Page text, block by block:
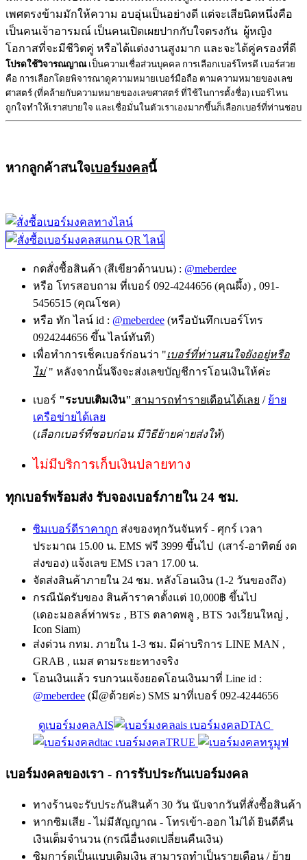
เพศตรงข้ามมักให้ความ อบอุ่นเป็นอย่างดี แต่จะเสียนิดหนึ่งคือ
เป็นคนเจ้าอารมณ์ เป็นคนเปิดเผยปากกับใจตรงกัน ผู้หญิง
โอกาสที่จะมีชีวิตคู่ หรือได้แต่งงานสูงมาก และจะได้คู่ครองที่ดี
โปรดใช้วิจารณญาณเป็นความเชื่อส่วนบุคคล การเลือกเบอร์โทรดี เบอร์สวย
คือ การเลือกโดยพิจารณาดูความหมายเบอร์มือถือ ตามความหมายของเลข
ศาสตร์ (ที่คล้ายกับความหมายของเลขศาสตร์ ที่ใช้ในการตั้งชื่อ) เบอร์ไหน
ถูกใจทำให้เราสบายใจ และเชื่อมั่นในตัวเราเองมากขึ้นก็เลือกเบอร์ที่ท่านชอบ
หากลูกค้าสนใจเบอร์มงคลนี้
กดสั่งซื้อสินค้า (สีเขียวด้านบน) : @meberdee
หรือ โทรสอบถาม ที่เบอร์ 092-4244656 (คุณผึ้ง) , 091-
5456515 (คุณโชค)
หรือ ทัก ไลน์ id : @meberdee (หรือบันทึกเบอร์โทร
0924244656 ขึ้น ไลน์ทันที)
เพื่อทำการเช็คเบอร์ก่อนว่า "เบอร์ที่ท่านสนใจยังอยู่หรือ
ไม่" หลังจากนั้นจึงจะส่งเลขบัญชีการโอนเงินให้ค่ะ
เบอร์ "ระบบเติมเงิน" สามารถทำรายเดือนได้เลย / ย้าย
เครือข่ายได้เลย
(เลือกเบอร์ที่ชอบก่อน มีวิธีย้ายค่ายส่งให้)
ไม่มีบริการเก็บเงินปลายทาง
ทุกเบอร์พร้อมส่ง รับจองเบอร์ภายใน 24 ชม.
ซิมเบอร์ดีราคาถูก ส่งของทุกวันจันทร์ - ศุกร์ เวลา
ประมาณ 15.00 น. EMS ฟรี 3999 ขึ้นไป (เสาร์-อาทิตย์ งด
ส่งของ) แจ้งเลข EMS เวลา 17.00 น.
จัดส่งสินค้าภายใน 24 ชม. หลังโอนเงิน (1-2 วันของถึง)
กรณีนัดรับของ สินค้าราคาตั้งแต่ 10,000฿ ขึ้นไป
(เดอะมอลล์ท่าพระ , BTS ตลาดพลู , BTS วงเวียนใหญ่ ,
Icon Siam)
ส่งด่วน กทม. ภายใน 1-3 ชม. มีค่าบริการ LINE MAN ,
GRAB , แมส ตามระยะทางจริง
โอนเงินแล้ว รบกวนแจ้งยอดโอนเงินมาที่ Line id :
@meberdee (มี@ด้วยค่ะ) SMS มาที่เบอร์ 092-4244656
ดูเบอร์มงคลAIS
เบอร์มงคลDTAC
เบอร์มงคลTRUE
เบอร์มงคลของเรา - การรับประกันเบอร์มงคล
ทางร้านจะรับประกันสินค้า 30 วัน นับจากวันที่สั่งซื้อสินค้า
หากซิมเสีย - ไม่มีสัญญาณ - โทรเข้า-ออก ไม่ได้ ยินดีคืน
เงินเต็มจำนวน (กรณีอื่นงดเปลี่ยนคืนเงิน)
ซิมการ์ดเป็นแบบเติมเงิน สามารถทำเป็นรายเดือน / ย้าย